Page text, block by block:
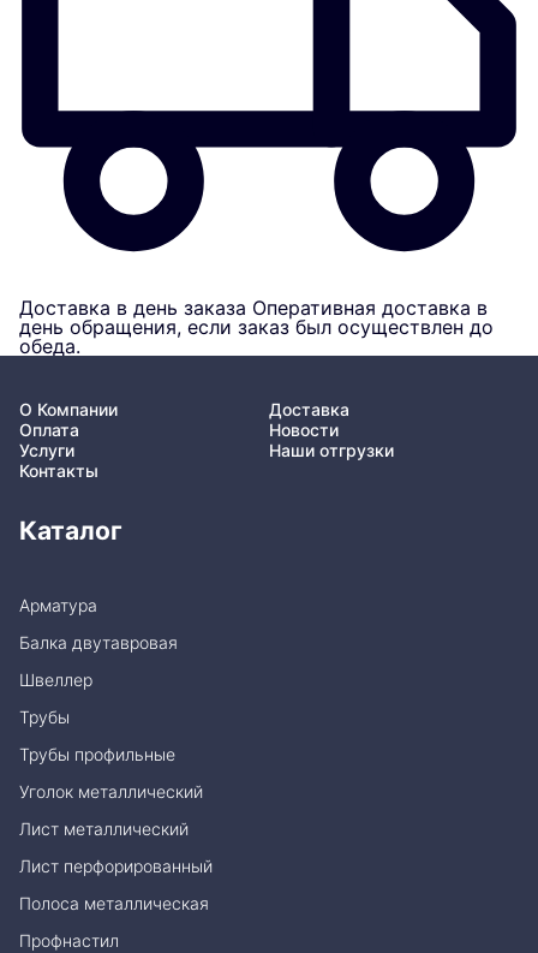
Доставка в день заказа Оперативная доставка в
день обращения, если заказ был осуществлен до
обеда.
О Компании
Доставка
Оплата
Новости
Услуги
Наши отгрузки
Контакты
Каталог
Арматура
Балка двутавровая
Швеллер
Трубы
Трубы профильные
Уголок металлический
Лист металлический
Лист перфорированный
Полоса металлическая
Профнастил